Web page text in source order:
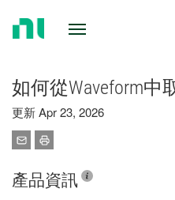
如何從Waveform中
更新 Apr 23, 2026
產品資訊